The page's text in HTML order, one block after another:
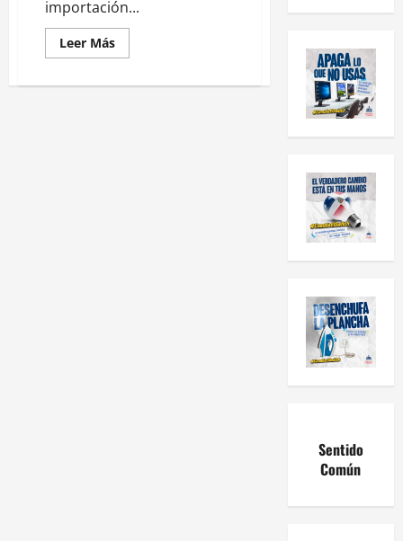
importación...
Leer Más
Sentido
Común